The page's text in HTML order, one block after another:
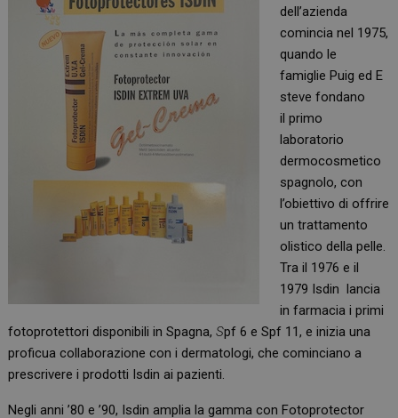
dell’azienda
comincia nel 1975,
quando le
famiglie Puig ed E
steve fondano
il primo
laboratorio
dermocosmetico
spagnolo, con
l’obiettivo di offrire
un trattamento
olistico della pelle.
Tra il 1976 e il
1979 Isdin lancia
in farmacia i primi
fotoprotettori disponibili in Spagna,Spf 6 e Spf 11, e inizia una
proficua collaborazione con i dermatologi, che cominciano a
prescrivere i prodotti Isdin ai pazienti.
Negli anni ’80 e ’90, Isdin amplia la gamma con Fotoprotector